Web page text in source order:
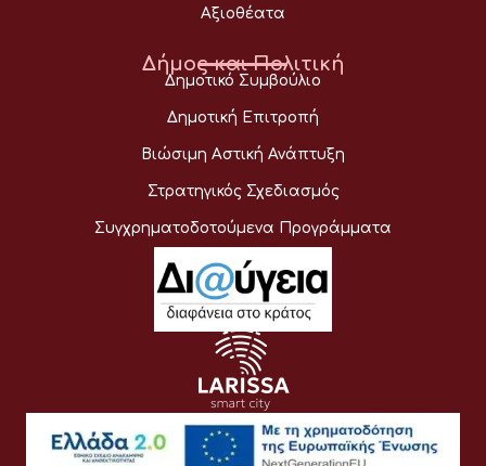
Αξιοθέατα
Δήμος και Πολιτική
Δημοτικό Συμβούλιο
Δημοτική Επιτροπή
Βιώσιμη Αστική Ανάπτυξη
Στρατηγικός Σχεδιασμός
Συγχρηματοδοτούμενα Προγράμματα